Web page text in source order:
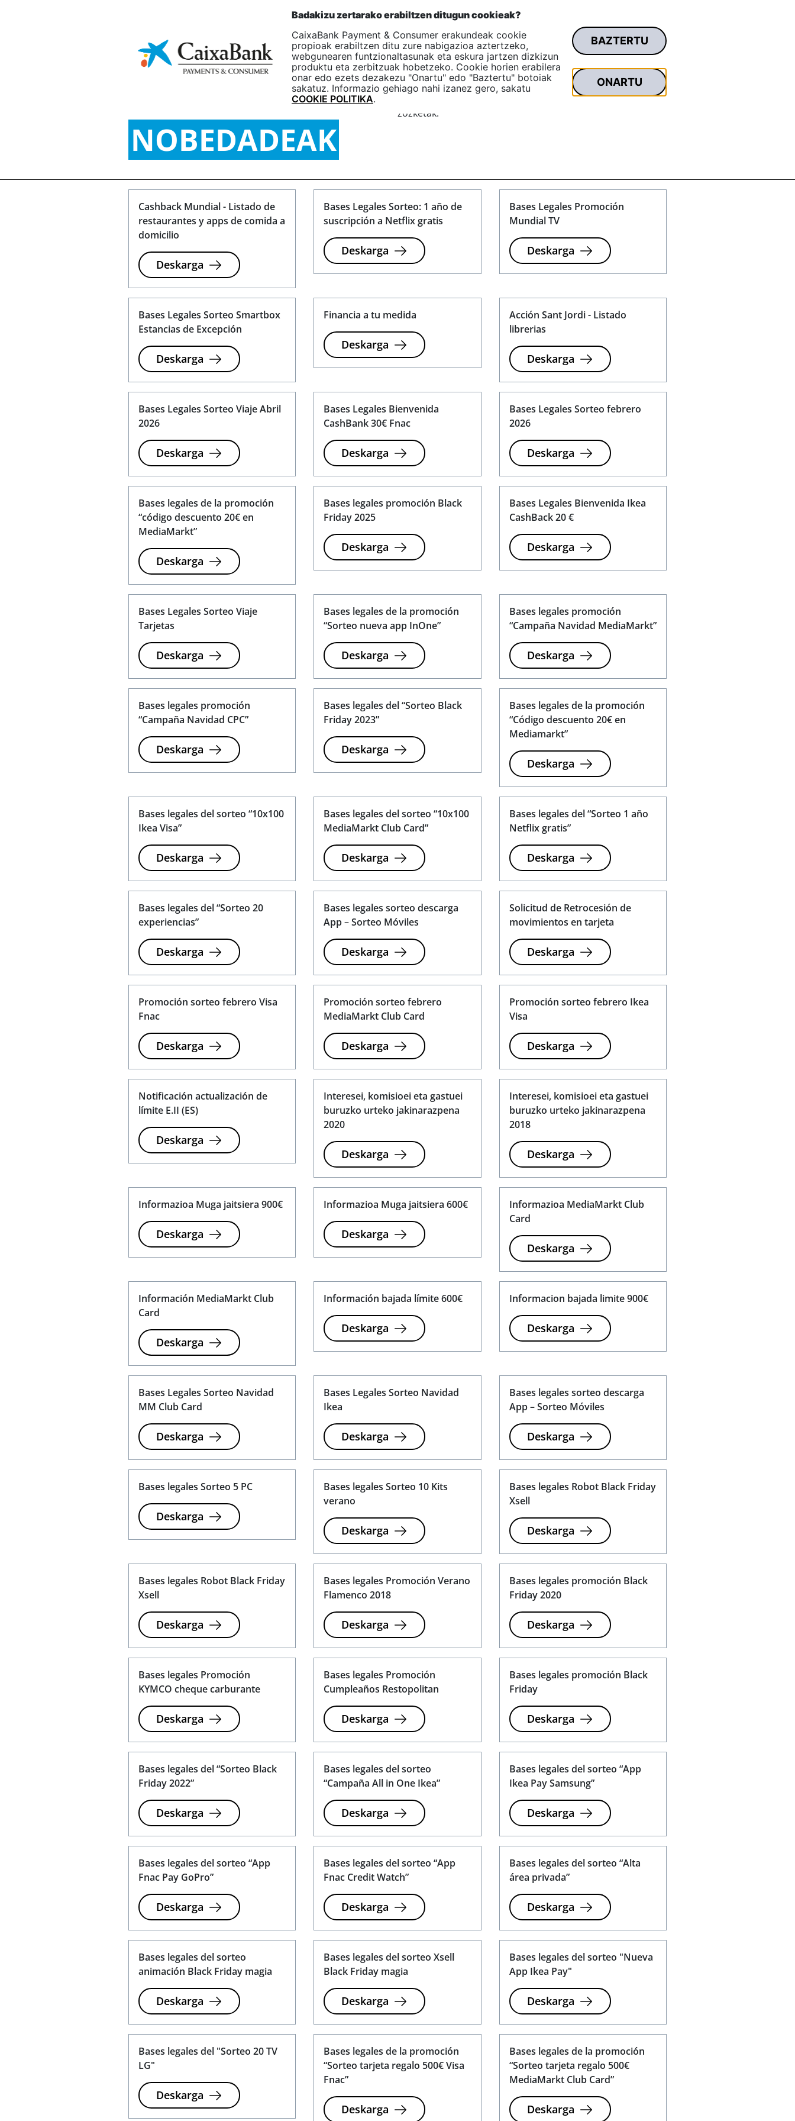
EU
Enpresak Partikularrak Eremu pribatua Bilatu...
GURE AZKEN
NOBEDADEAK
Hemen aurkituko dituzu gure azken berri, promozio eta
zozketak.
Cashback Mundial - Listado de
restaurantes y apps de comida a
domicilio
Deskarga
Bases Legales Sorteo: 1 año de
suscripción a Netflix gratis
Deskarga
Bases Legales Promoción
Mundial TV
Deskarga
Bases Legales Sorteo Smartbox
Estancias de Excepción
Deskarga
Financia a tu medida
Deskarga
Acción Sant Jordi - Listado
librerias
Deskarga
Bases Legales Sorteo Viaje Abril
2026
Deskarga
Bases Legales Bienvenida
CashBank 30€ Fnac
Deskarga
Bases Legales Sorteo febrero
2026
Deskarga
Bases legales de la promoción
“código descuento 20€ en
MediaMarkt”
Deskarga
Bases legales promoción Black
Friday 2025
Deskarga
Bases Legales Bienvenida Ikea
CashBack 20 €
Deskarga
Bases Legales Sorteo Viaje
Tarjetas
Deskarga
Bases legales de la promoción
“Sorteo nueva app InOne”
Deskarga
Bases legales promoción
“Campaña Navidad MediaMarkt”
Deskarga
Bases legales promoción
“Campaña Navidad CPC”
Deskarga
Bases legales del “Sorteo Black
Friday 2023”
Deskarga
Bases legales de la promoción
“Código descuento 20€ en
Mediamarkt”
Deskarga
Bases legales del sorteo “10x100
Ikea Visa”
Deskarga
Bases legales del sorteo “10x100
MediaMarkt Club Card”
Deskarga
Bases legales del “Sorteo 1 año
Netflix gratis”
Deskarga
Bases legales del “Sorteo 20
experiencias”
Deskarga
Bases legales sorteo descarga
App – Sorteo Móviles
Deskarga
Solicitud de Retrocesión de
movimientos en tarjeta
Deskarga
Promoción sorteo febrero Visa
Fnac
Deskarga
Promoción sorteo febrero
MediaMarkt Club Card
Deskarga
Promoción sorteo febrero Ikea
Visa
Deskarga
Notificación actualización de
límite E.II (ES)
Deskarga
Interesei, komisioei eta gastuei
buruzko urteko jakinarazpena
2020
Deskarga
Interesei, komisioei eta gastuei
buruzko urteko jakinarazpena
2018
Deskarga
Informazioa Muga jaitsiera 900€
Deskarga
Informazioa Muga jaitsiera 600€
Deskarga
Informazioa MediaMarkt Club
Card
Deskarga
Información MediaMarkt Club
Card
Deskarga
Información bajada límite 600€
Deskarga
Informacion bajada limite 900€
Deskarga
Bases Legales Sorteo Navidad
MM Club Card
Deskarga
Bases Legales Sorteo Navidad
Ikea
Deskarga
Bases legales sorteo descarga
App – Sorteo Móviles
Deskarga
Bases legales Sorteo 5 PC
Deskarga
Bases legales Sorteo 10 Kits
verano
Deskarga
Bases legales Robot Black Friday
Xsell
Deskarga
Bases legales Robot Black Friday
Xsell
Deskarga
Bases legales Promoción Verano
Flamenco 2018
Deskarga
Bases legales promoción Black
Friday 2020
Deskarga
Bases legales Promoción
KYMCO cheque carburante
Deskarga
Bases legales Promoción
Cumpleaños Restopolitan
Deskarga
Bases legales promoción Black
Friday
Deskarga
Bases legales del “Sorteo Black
Friday 2022”
Deskarga
Bases legales del sorteo
“Campaña All in One Ikea”
Deskarga
Bases legales del sorteo “App
Ikea Pay Samsung”
Deskarga
Bases legales del sorteo “App
Fnac Pay GoPro”
Deskarga
Bases legales del sorteo “App
Fnac Credit Watch”
Deskarga
Bases legales del sorteo “Alta
área privada”
Deskarga
Bases legales del sorteo
animación Black Friday magia
Deskarga
Bases legales del sorteo Xsell
Black Friday magia
Deskarga
Bases legales del sorteo "Nueva
App Ikea Pay"
Deskarga
Bases legales del "Sorteo 20 TV
LG"
Deskarga
Bases legales de la promoción
“Sorteo tarjeta regalo 500€ Visa
Fnac”
Deskarga
Bases legales de la promoción
“Sorteo tarjeta regalo 500€
MediaMarkt Club Card”
Deskarga
Badakizu zertarako erabiltzen ditugun cookieak?
CaixaBank Payment & Consumer erakundeak cookie
propioak erabiltzen ditu zure nabigazioa aztertzeko,
webgunearen funtzionaltasunak eta eskura jartzen dizkizun
produktu eta zerbitzuak hobetzeko. Cookie horien erabilera
onar edo ezets dezakezu "Onartu" edo "Baztertu" botoiak
sakatuz. Informazio gehiago nahi izanez gero, sakatu
COOKIE POLITIKA.
BAZTERTU
ONARTU